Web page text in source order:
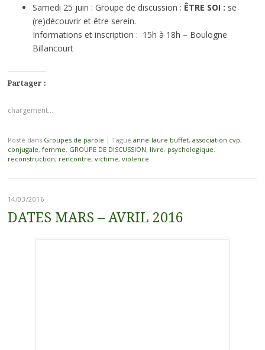
Samedi 25 juin : Groupe de discussion : ÊTRE SOI : se
(re)découvrir et être serein.
Informations et inscription : 15h à 18h – Boulogne
Billancourt
Partager :
chargement…
Posté dans Groupes de parole | Tagué anne-laure buffet, association cvp,
conjugale, femme, GROUPE DE DISCUSSION, livre, psychologique,
reconstruction, rencontre, victime, violence
14/03/2016
DATES MARS – AVRIL 2016